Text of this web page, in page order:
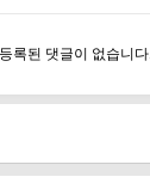
등록된 댓글이 없습니다.